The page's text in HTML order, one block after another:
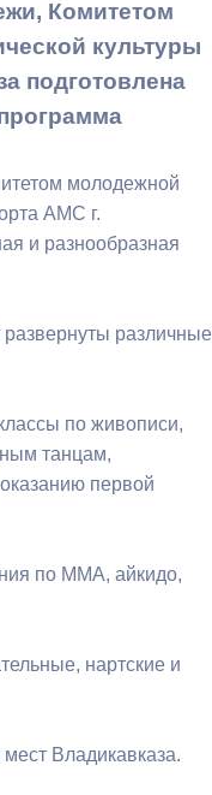
Комитетом
культуры
подготовлена
молодежной
АМС г.
и разнообразная
различные
по живописи,
танцам,
первой
по ММА, айкидо,
нартские и
Владикавказа.